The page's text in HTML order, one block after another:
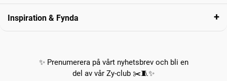
Inspiration & Fynda
✨ Prenumerera på vårt nyhetsbrev och bli en
del av vår Zy-club ✂️🧵✨